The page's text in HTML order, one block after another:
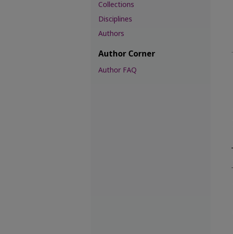
Collections
Disciplines
Authors
Author Corner
Author FAQ